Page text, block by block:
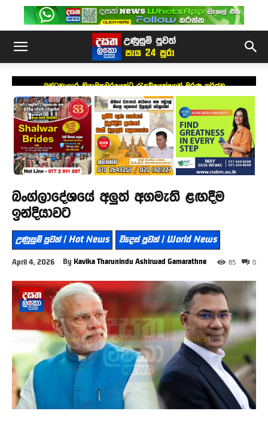
බන්ධනාගාර නියාමකවරයෙක්ට රැඳවියෙක්ගෙන් මරණ තර්ජන
බංග්ලාදේශයේ අලුත් අගමැති ළඟදීම
ඉන්දියාවට
උණුසුම් පුවත් | Hot News විදෙස් පුවත් | World News
April 4, 2026 By Kavika Tharunindu Ashirwad Gamarathne 0
85